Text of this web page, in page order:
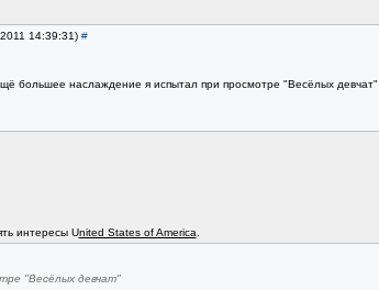
14:39:31) #
большее наслаждение я испытал при просмотре "Весёлых девчат"
интересы United States of America
"Весёлых девчат"